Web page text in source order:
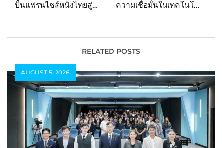
ปั้นแฟรนไชส์หนังไทยสู่
พร้อมเข้าฉายในโรง
ภาพยนตร์ทั่วโลกปีหน้า
ความเชื่อมั่นในเทคโนโลยี
เวลา 5 ปี เผยประสิทธิภาพ
ระยะยาวในการชะลอ
สายตาสั้นในเด็ก
RELATED POSTS
AUGUST 5, 2026